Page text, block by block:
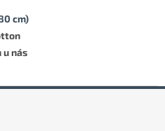
cm)
u nás